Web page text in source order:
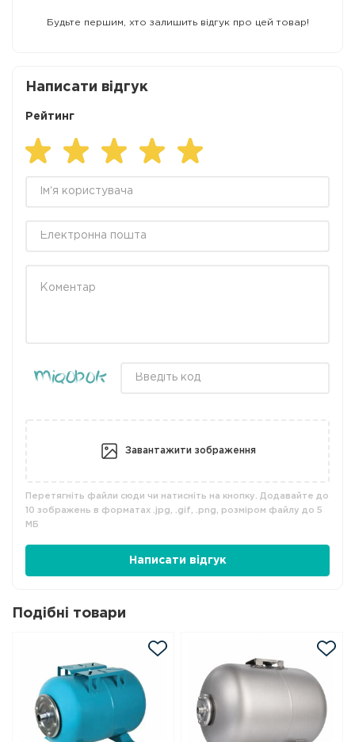
Будьте першим, хто залишить відгук про цей товар!
Написати відгук
Рейтинг
Завантажити зображення
Перетягніть файли сюди чи натисніть на кнопку. Додавайте до
10 зображень в форматах .jpg, .gif, .png, розміром файлу до 5
МБ
Написати відгук
Подібні товари